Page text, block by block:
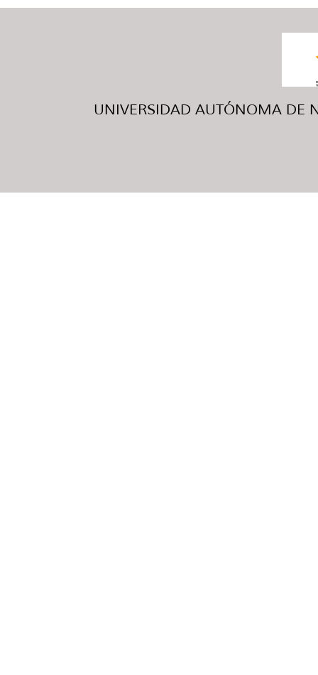
UNIVERSIDAD AUTÓNOMA DE